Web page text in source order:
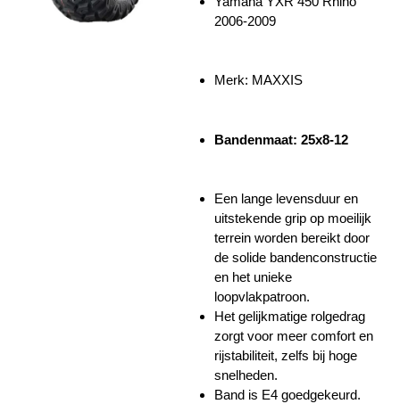
2006-2009
Merk: MAXXIS
Bandenmaat: 25x8-12
Een lange levensduur en
uitstekende grip op moeilijk
terrein worden bereikt door
de solide bandenconstructie
en het unieke
loopvlakpatroon.
Het gelijkmatige rolgedrag
zorgt voor meer comfort en
rijstabiliteit, zelfs bij hoge
snelheden.
Band is E4 goedgekeurd.